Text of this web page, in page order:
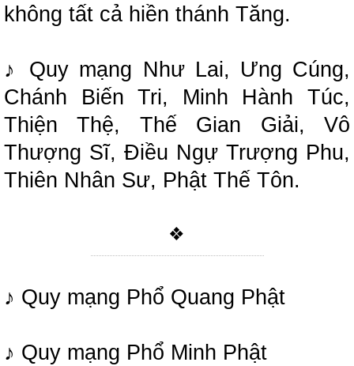
không tất cả hiền thánh Tăng.
♪ Quy mạng Như Lai, Ưng Cúng,
Chánh Biến Tri, Minh Hành Túc,
Thiện Thệ, Thế Gian Giải, Vô
Thượng Sĩ, Điều Ngự Trượng Phu,
Thiên Nhân Sư, Phật Thế Tôn.
❖
♪ Quy mạng Phổ Quang Phật
♪ Quy mạng Phổ Minh Phật